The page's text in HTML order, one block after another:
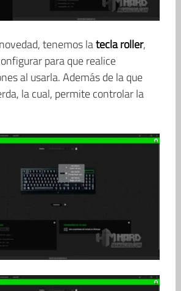
tenemos latecla roller,
para que realice
al usarla. Además de la que
la cual, permite controlar la